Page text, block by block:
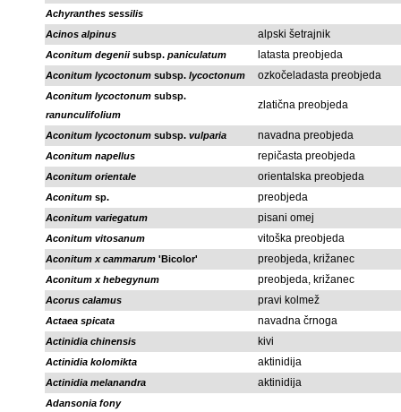
Achyranthes sessilis
Acinos alpinus
alpski šetrajnik
Aconitum degeniisubsp. paniculatum latasta preobjeda
Aconitum lycoctonum subsp. lycoctonum ozkočeladasta preobjeda
Aconitum lycoctonum subsp.
ranunculifolium
zlatična preobjeda
Aconitum lycoctonum subsp. vulparia navadna preobjeda
Aconitum napellus repičasta preobjeda
Aconitum orientale orientalska preobjeda
Aconitum sp. preobjeda
Aconitum variegatum pisani omej
Aconitum vitosanum vitoška preobjeda
Aconitum x cammarum 'Bicolor' preobjeda, križanec
Aconitum x hebegynum preobjeda, križanec
Acorus calamus pravi kolmež
Actaea spicata navadna črnoga
Actinidia chinensis kivi
Actinidia kolomikta aktinidija
Actinidia melanandra aktinidija
Adansonia fony